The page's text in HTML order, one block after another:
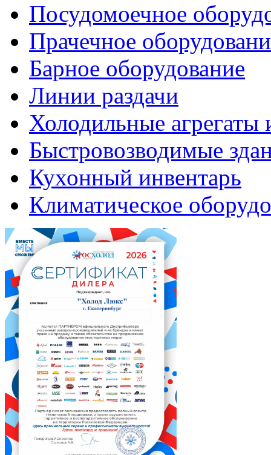
Посудомоечное
Прачечное
Барное оборудование
Линии раздачи
Холодильные агрегаты
Быстровозводимые
Кухонный инвентарь
Климатическое